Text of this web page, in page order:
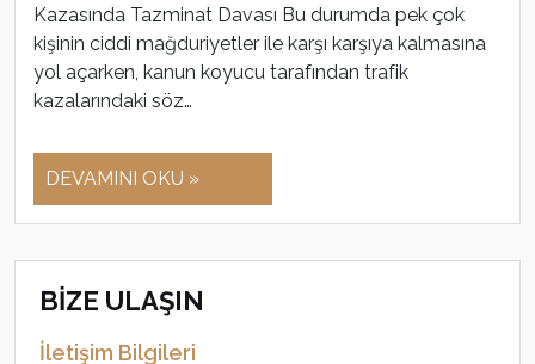
Kazasında Tazminat Davası Bu durumda pek çok
kişinin ciddi mağduriyetler ile karşı karşıya kalmasına
yol açarken, kanun koyucu tarafından trafik
kazalarındaki söz…
DEVAMINI OKU »
BİZE ULAŞIN
İletişim Bilgileri